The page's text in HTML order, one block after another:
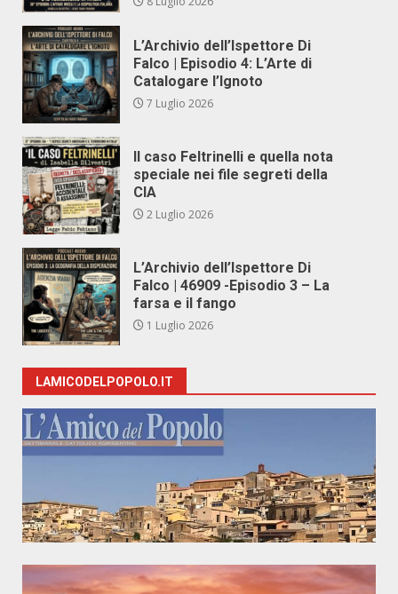
L’Archivio dell’Ispettore Di
Falco | Episodio 4: L’Arte di
Catalogare l’Ignoto
7 Luglio 2026
Il caso Feltrinelli e quella nota
speciale nei file segreti della
CIA
2 Luglio 2026
L’Archivio dell’Ispettore Di
Falco | 46909 -Episodio 3 – La
farsa e il fango
1 Luglio 2026
LAMICODELPOPOLO.IT